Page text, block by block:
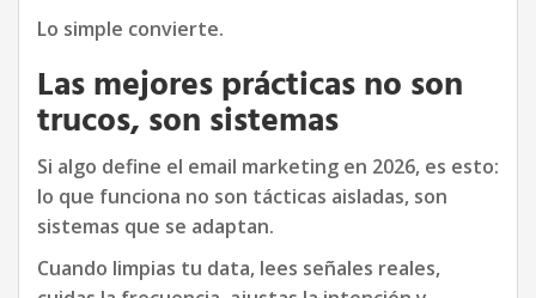
Lo simple convierte.
Las mejores prácticas no son
trucos, son sistemas
Si algo define el email marketing en 2026, es esto:
lo que funciona no son tácticas aisladas, son
sistemas que se adaptan.
Cuando limpias tu data, lees señales reales,